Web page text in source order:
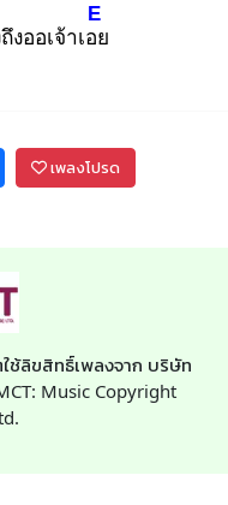
งออเจ้าเอย
E
เพลงโปรด
ช้ลิขสิทธิ์เพลงจาก บริษัท
Music Copyright